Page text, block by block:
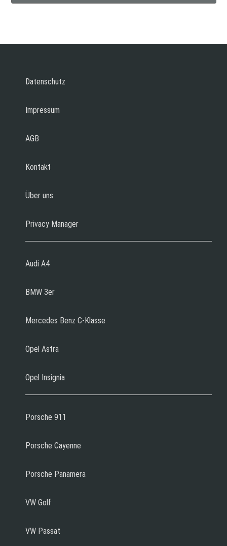
Datenschutz
Impressum
AGB
Kontakt
Über uns
Privacy Manager
Audi A4
BMW 3er
Mercedes Benz C-Klasse
Opel Astra
Opel Insignia
Porsche 911
Porsche Cayenne
Porsche Panamera
VW Golf
VW Passat